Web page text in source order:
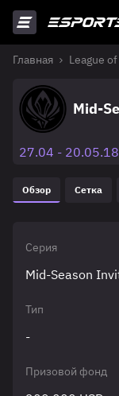
Главная League
Mid-
27.04 - 20.05.18
Обзор Сетка
Серия
Mid-Season
Тип
-
Призовой фонд